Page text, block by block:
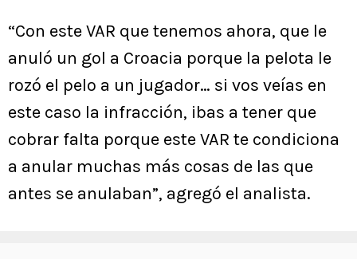
“Con este VAR que tenemos ahora, que le
anuló un gol a Croacia porque la pelota le
rozó el pelo a un jugador… si vos veías en
este caso la infracción, ibas a tener que
cobrar falta porque este VAR te condiciona
a anular muchas más cosas de las que
antes se anulaban”, agregó el analista.